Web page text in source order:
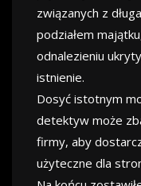
związanych z
podziałem
odnalezieniu
istnienie.
Dosyć istotnym
detektyw może
firmy, aby
użyteczne dla